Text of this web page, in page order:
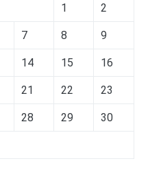
1 2
7 8 9
14 15 16
21 22 23
28 29 30